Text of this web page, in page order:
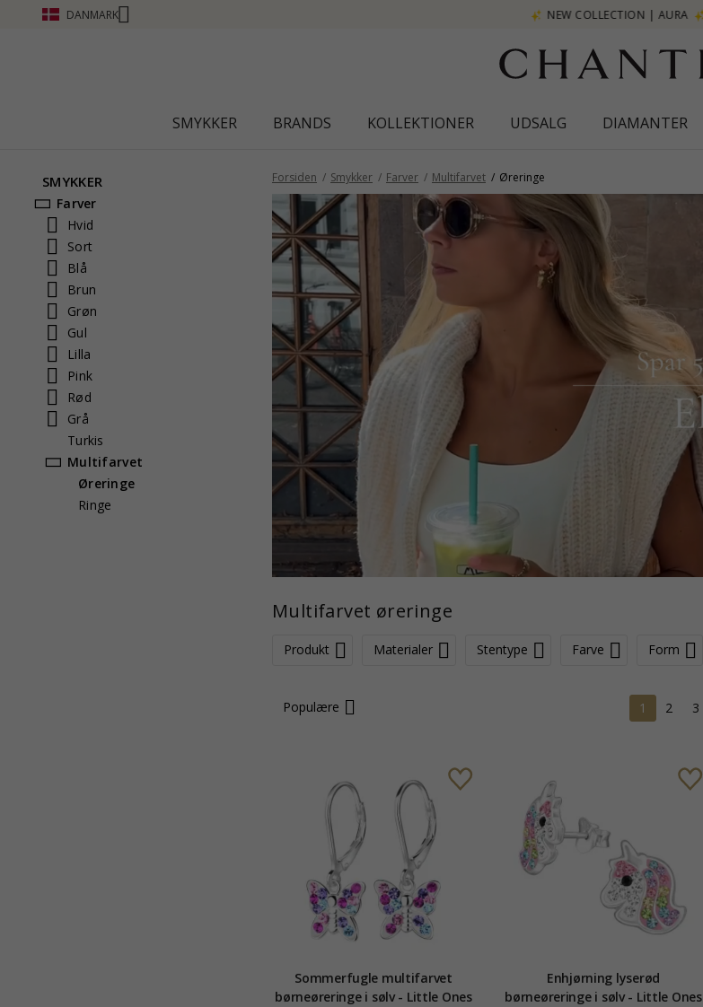
DANMARK NEW COLLECTION | AURA
SMYKKER BRANDS KOLLEKTIONER UDSALG DIAMANTER
SMYKKER
Farver
Hvid
Sort
Blå
Brun
Grøn
Gul
Lilla
Pink
Rød
Grå
Turkis
Multifarvet
Øreringe
Ringe
Forsiden Smykker Farver Multifarvet Øreringe
Multifarvet øreringe
Produkt Materialer Stentype Farve Form
Populære 1 2 3
Sommerfugle multifarvet
børneøreringe i sølv - Little Ones
Enhjørning lyserød
børneøreringe i sølv - Little Ones